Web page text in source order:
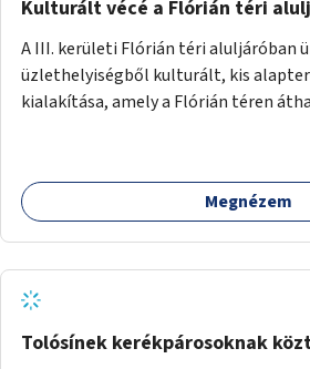
Kulturált vécé a Flórián téri
A III. kerületi Flórián téri aluljáróban
üzlethelyiségből kulturált, kis
kialakítása, amely a Flórián téren
Megnézem
Tolósínek kerékpárosoknak